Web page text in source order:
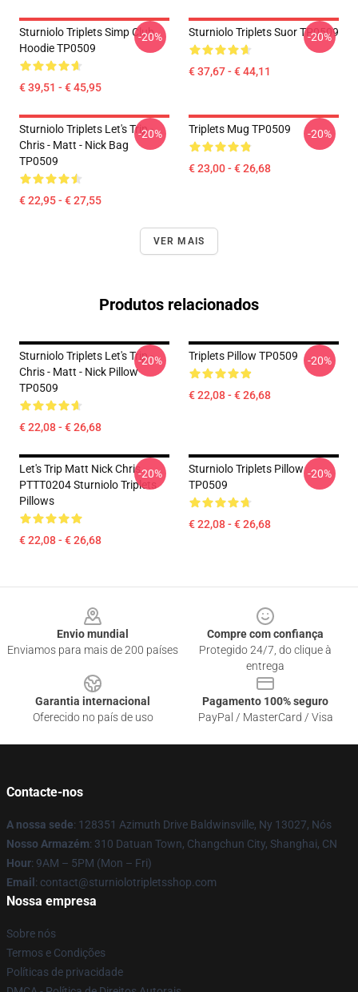
Sturniolo Triplets Simp Club
Hoodie TP0509
€ 39,51 - € 45,95
-20% Sturniolo Triplets Suor TP0509
€ 37,67 - € 44,11
-20%
Sturniolo Triplets Let's Trip -
Chris - Matt - Nick Bag
TP0509
€ 22,95 - € 27,55
-20% Triplets Mug TP0509
€ 23,00 - € 26,68
-20%
VER MAIS
Produtos relacionados
Sturniolo Triplets Let's Trip -
Chris - Matt - Nick Pillow
TP0509
€ 22,08 - € 26,68
-20% Triplets Pillow TP0509
€ 22,08 - € 26,68
-20%
Let's Trip Matt Nick Chris
PTTT0204 Sturniolo Triplets
Pillows
€ 22,08 - € 26,68
-20%
Sturniolo Triplets Pillow
TP0509
€ 22,08 - € 26,68
-20%
Envio mundial
Enviamos para mais de 200 países
Compre com confiança
Protegido 24/7, do clique à
entrega
Garantia internacional
Oferecido no país de uso
Pagamento 100% seguro
PayPal / MasterCard / Visa
Contacte-nos
A nossa sede: 128351 Azimuth Drive Baldwinsville, Ny 13027, Nós
Nosso Armazém: 310 Datuan Town, Changchun City, Shanghai, CN
Hour: 9AM – 5PM (Mon – Fri)
Email : contact@sturniolotripletsshop.com
Nossa empresa
Sobre nós
Termos e Condições
Políticas de privacidade